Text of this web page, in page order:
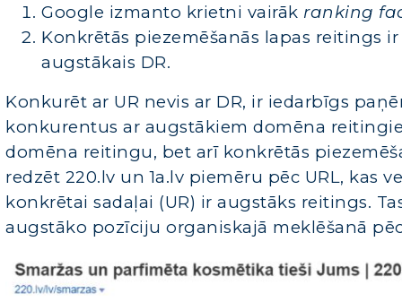
Google izmanto krietni vairāk ranking
Konkrētās piezemēšanās lapas reitings
augstākais DR.
Konkurēt ar UR nevis ar DR, ir iedarbīgs
konkurentus ar augstākiem domēna
domēna reitingu, bet arī konkrētās
redzēt 220.lv un 1a.lv piemēru pēc URL, kas
konkrētai sadaļai (UR) ir augstāks reitings.
augstāko pozīciju organiskajā meklēšanā